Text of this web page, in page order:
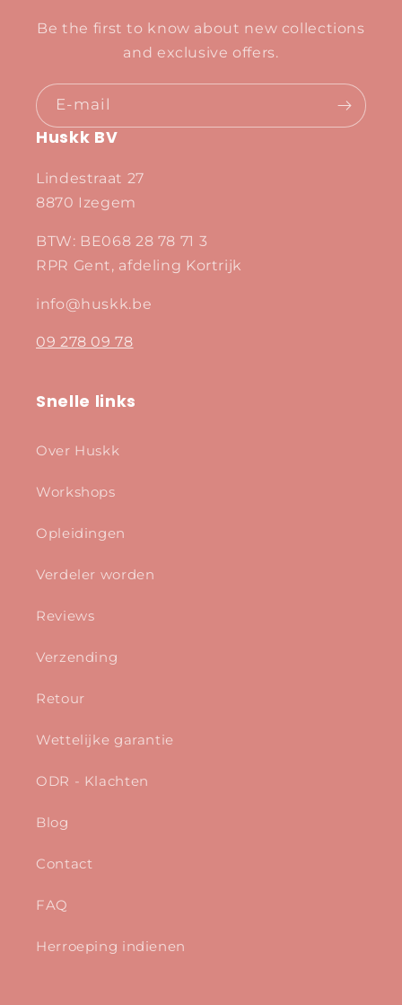
Be the first to know about new collections
and exclusive offers.
E‑mail
Huskk BV
Lindestraat 27
8870 Izegem
BTW: BE068 28 78 71 3
RPR Gent, afdeling Kortrijk
info@huskk.be
09 278 09 78
Snelle links
Over Huskk
Workshops
Opleidingen
Verdeler worden
Reviews
Verzending
Retour
Wettelijke garantie
ODR - Klachten
Blog
Contact
FAQ
Herroeping indienen